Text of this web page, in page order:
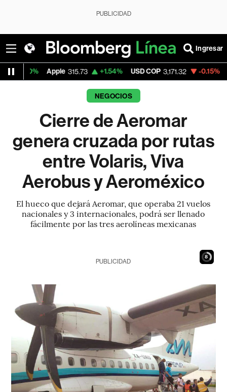
PUBLICIDAD
Ingresar
315.73 +1.54% USD COP 3,171.32 -0.15% Tesla
NEGOCIOS
Cierre de Aeromar
genera cruzada por rutas
entre Volaris, Viva
Aerobus y Aeroméxico
El hueco que dejará Aeromar, que operaba 21 vuelos
nacionales y 3 internacionales, podrá ser llenado
fácilmente por las tres aerolíneas mexicanas
7
PUBLICIDAD